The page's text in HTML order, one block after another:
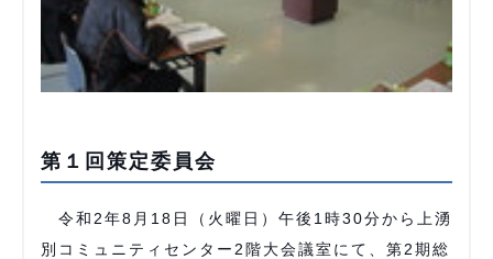
第１回策定委員会
令和2年8月18日（火曜日）午後1時30分から上湧
別コミュニティセンター2階大会議室にて、第2期総